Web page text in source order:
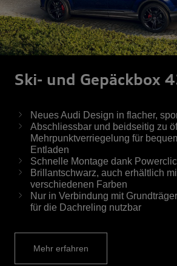
Ski- und Gepäckbox
Neues Audi Design in flacher,
Abschliessbar und beidseitig zu
Mehrpunktverriegelung für
Entladen
Schnelle Montage dank
Brillantschwarz, auch erhältlich
verschiedenen Farben
Nur in Verbindung mit
für die Dachreling nutzbar
Mehr erfahren